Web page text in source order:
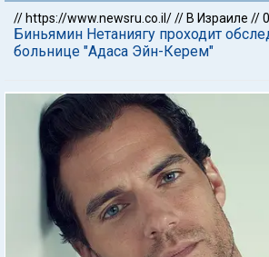
// https://www.newsru.co.il/// В Израиле //
Биньямин Нетаниягу проходит
больнице "Адаса Эйн-Керем"